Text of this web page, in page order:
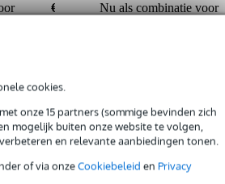
cookies.
onze 15 partners (sommige bevinden zich
mogelijk buiten onze website te volgen,
en relevante aanbiedingen tonen.
of via onzeCookiebeleid en Privacy
€ 155,-
Nu als combinatie voor